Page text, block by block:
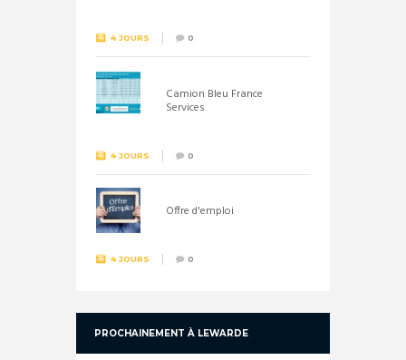
4 JOURS 0
Camion Bleu France
Services
4 JOURS 0
Offre d'emploi
4 JOURS 0
PROCHAINEMENT À LEWARDE